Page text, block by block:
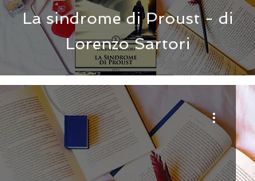
La sindrome di Proust - di
Lorenzo Sartori